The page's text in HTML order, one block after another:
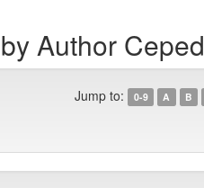
Author
Jump to: 0-9 A B